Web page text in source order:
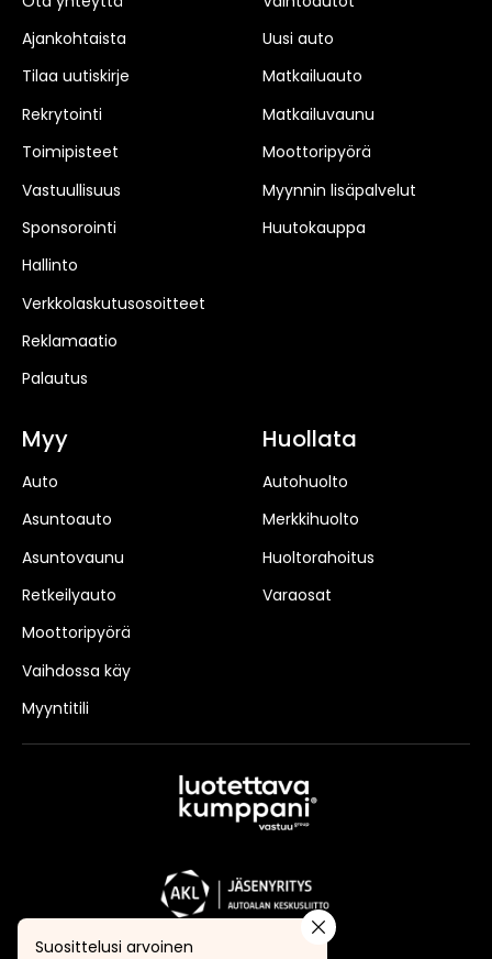
Suosittelusi arvoinen
Ajankohtaista
Tilaa uutiskirje
Rekrytointi
Toimipisteet
Vastuullisuus
Sponsorointi
Hallinto
Verkkolaskutusosoitteet
Reklamaatio
Palautus
Uusi auto
Matkailuauto
Matkailuvaunu
Moottoripyörä
Myynnin lisäpalvelut
Huutokauppa
Myy
Auto
Asuntoauto
Asuntovaunu
Retkeilyauto
Moottoripyörä
Vaihdossa käy
Myyntitili
Huollata
Autohuolto
Merkkihuolto
Huoltorahoitus
Varaosat